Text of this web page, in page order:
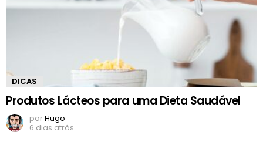
DICAS
Produtos Lácteos para uma Dieta Saudável
porHugo
6 dias atrás